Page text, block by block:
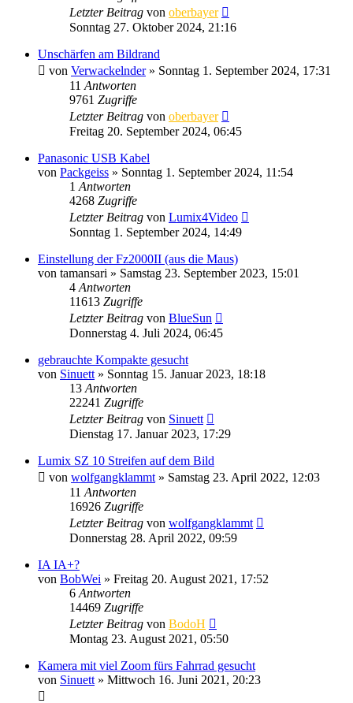
Letzter Beitrag von oberbayer
Sonntag 27. Oktober 2024, 21:16
Unschärfen am Bildrand
von Verwackelnder» Sonntag 1. September 2024, 17:31
11 Antworten
9761 Zugriffe
Letzter Beitrag von oberbayer
Freitag 20. September 2024, 06:45
Panasonic USB Kabel
von Packgeiss » Sonntag 1. September 2024, 11:54
1 Antworten
4268 Zugriffe
Letzter Beitrag von Lumix4Video
Sonntag 1. September 2024, 14:49
Einstellung der Fz2000II (aus die Maus)
von tamansari » Samstag 23. September 2023, 15:01
4 Antworten
11613 Zugriffe
Letzter Beitrag von BlueSun
Donnerstag 4. Juli 2024, 06:45
gebrauchte Kompakte gesucht
von Sinuett » Sonntag 15. Januar 2023, 18:18
13 Antworten
22241 Zugriffe
Letzter Beitrag von Sinuett
Dienstag 17. Januar 2023, 17:29
Lumix SZ 10 Streifen auf dem Bild
von wolfgangklammt » Samstag 23. April 2022, 12:03
11 Antworten
16926 Zugriffe
Letzter Beitrag von wolfgangklammt
Donnerstag 28. April 2022, 09:59
IA IA+?
von BobWei » Freitag 20. August 2021, 17:52
6 Antworten
14469 Zugriffe
Letzter Beitrag von BodoH
Montag 23. August 2021, 05:50
Kamera mit viel Zoom fürs Fahrrad gesucht
von Sinuett » Mittwoch 16. Juni 2021, 20:23